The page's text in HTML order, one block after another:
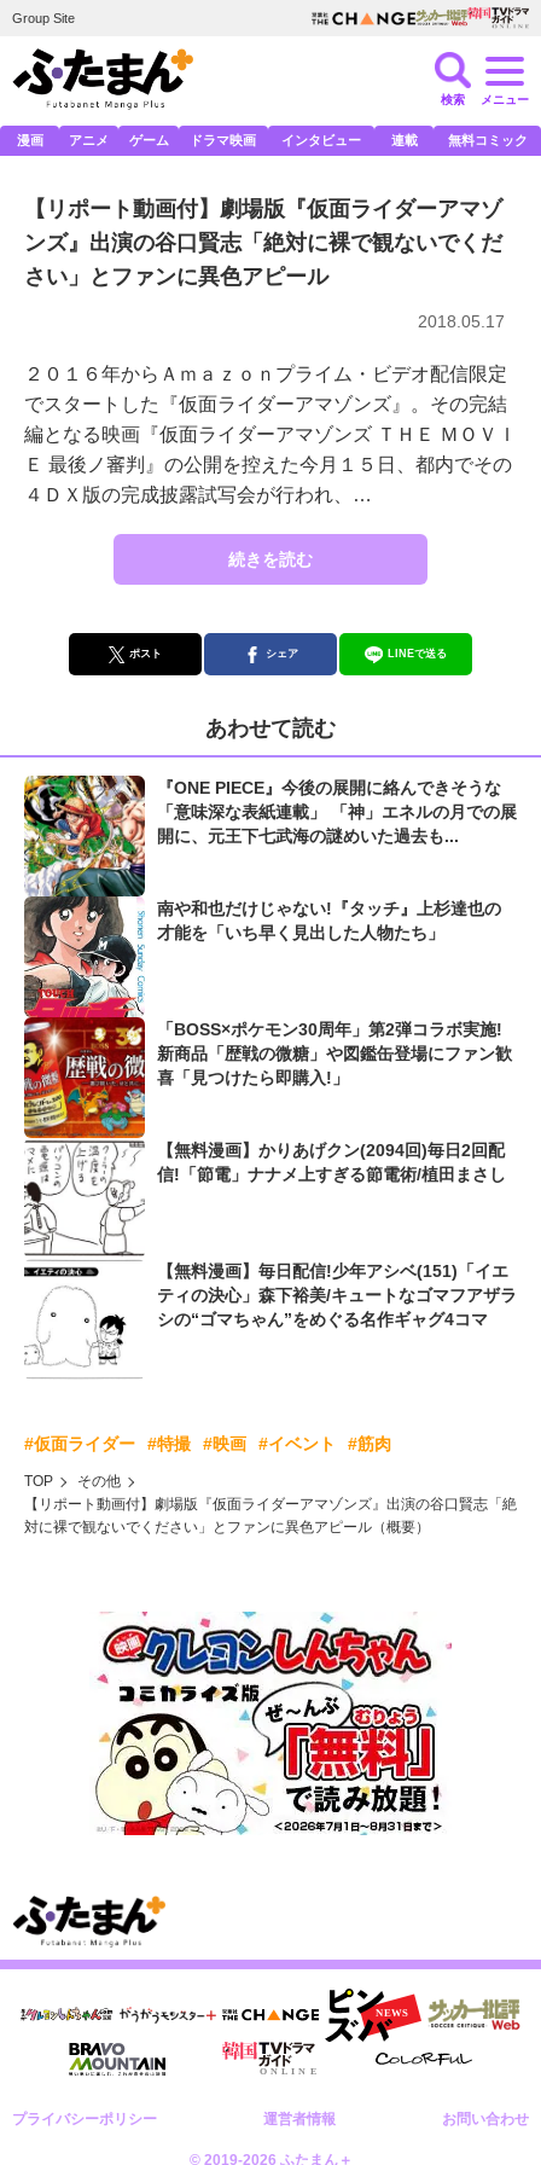
Group Site
検索 メニュー
漫画 アニメ ゲーム ドラマ映画 インタビュー 連載 無料コミック
【リポート動画付】劇場版『仮面ライダーアマゾ
ンズ』出演の谷口賢志「絶対に裸で観ないでくだ
さい」とファンに異色アピール
2018.05.17
２０１６年からＡｍａｚｏｎプライム・ビデオ配信限定
でスタートした『仮面ライダーアマゾンズ』。その完結
編となる映画『仮面ライダーアマゾンズ ＴＨＥ ＭＯＶＩ
Ｅ 最後ノ審判』の公開を控えた今月１５日、都内でその
４ＤＸ版の完成披露試写会が行われ、…
続きを読む
ポスト シェア LINEで送る
あわせて読む
『ONE PIECE』今後の展開に絡んできそうな
「意味深な表紙連載」 「神」エネルの月での展
開に、元王下七武海の謎めいた過去も...
南や和也だけじゃない!『タッチ』上杉達也の
才能を「いち早く見出した人物たち」
「BOSS×ポケモン30周年」第2弾コラボ実施!
新商品「歴戦の微糖」や図鑑缶登場にファン歓
喜「見つけたら即購入!」
【無料漫画】かりあげクン(2094回)毎日2回配
信!「節電」ナナメ上すぎる節電術/植田まさし
【無料漫画】毎日配信!少年アシベ(151)「イエ
ティの決心」森下裕美/キュートなゴマフアザラ
シの“ゴマちゃん”をめぐる名作ギャグ4コマ
#仮面ライダー #特撮 #映画 #イベント #筋肉
TOP
その他
【リポート動画付】劇場版『仮面ライダーアマゾンズ』出演の谷口賢志「絶
対に裸で観ないでください」とファンに異色アピール（概要）
プライバシーポリシー 運営者情報 お問い合わせ
© 2019-2026 ふたまん＋